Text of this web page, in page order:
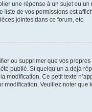
une réponse à un sujet ou
de vos permissions est
jointes dans ce forum, etc.
ou supprimer que vos
publié. Si quelqu’un a déjà
Ce petit texte
Veuillez noter